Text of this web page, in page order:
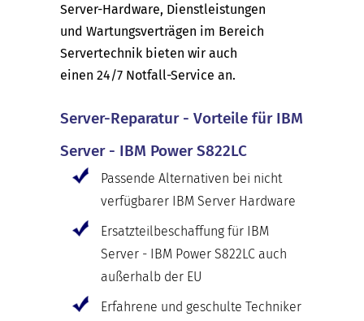
Server-Hardware, Dienstleistungen
und Wartungsverträgen im Bereich
Servertechnik bieten wir auch
einen 24/7 Notfall-Service an.
Server-Reparatur - Vorteile für IBM
Server - IBM Power S822LC
Passende Alternativen bei nicht
verfügbarer IBM Server Hardware
Ersatzteilbeschaffung für IBM
Server - IBM Power S822LC auch
außerhalb der EU
Erfahrene und geschulte Techniker